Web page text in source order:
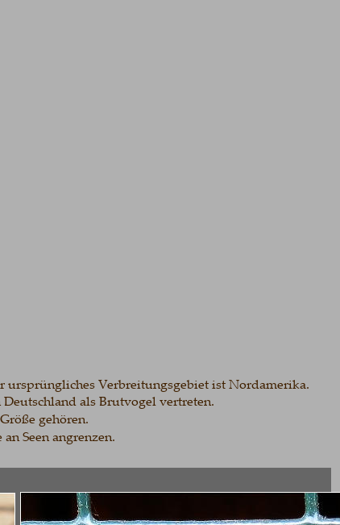
Verbreitungsgebiet ist Nordamerika.
als Brutvogel vertreten.
gehören.
angrenzen.